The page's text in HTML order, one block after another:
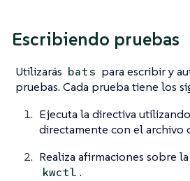
Escribiendo pruebas
Utilizarás bats para escribir y
pruebas. Cada prueba tiene los
Ejecuta la directiva utilizando
directamente con el archivo
Realiza afirmaciones sobre
kwctl .